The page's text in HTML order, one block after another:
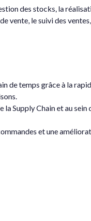
des stocks, la
vente, le suivi des
de temps grâce à la
Supply Chain et au
et une